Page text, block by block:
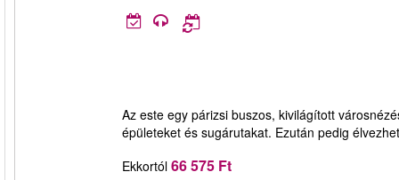
Az este egy párizsi buszos, kivilágított
épületeket és sugárutakat. Ezután pedig
Ekkortól 66 575 Ft